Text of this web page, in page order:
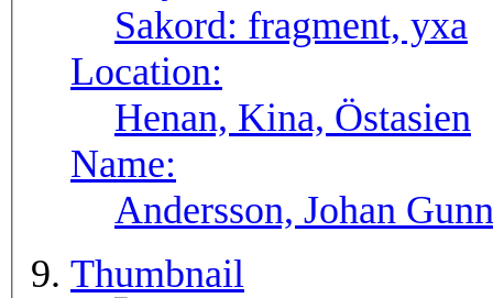
Sakord: fragment, yxa
Location:
Henan, Kina, Östasien
Name:
Andersson, Johan
Thumbnail